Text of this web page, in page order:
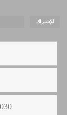
للإشتراك